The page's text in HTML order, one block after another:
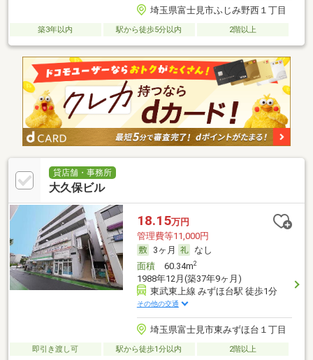
埼玉県富士見市ふじみ野西１丁目
築3年以内 駅から徒歩5分以内 2階以上
貸店舗・事務所
大久保ビル
18.15万円
管理費等11,000円
3ヶ月
なし
面積60.34m2
1988年12月(築37年9ヶ月)
東武東上線 みずほ台駅 徒歩1分
その他の交通
埼玉県富士見市東みずほ台１丁目
即引き渡し可 駅から徒歩1分以内 2階以上